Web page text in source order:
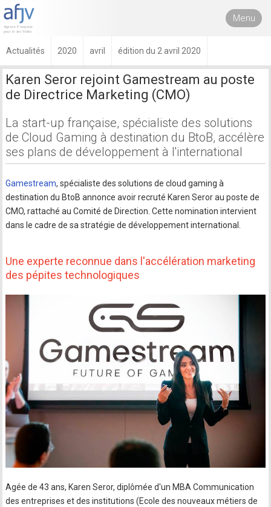
Menu
Actualités 2020 avril édition du 2 avril 2020
Karen Seror rejoint Gamestream au poste
de Directrice Marketing (CMO)
La start-up française, spécialiste des solutions
de Cloud Gaming à destination du BtoB, accélère
ses plans de développement à l'international
Gamestream, spécialiste des solutions de cloud gaming à
destination du BtoB annonce avoir recruté Karen Seror au poste de
CMO, rattaché au Comité de Direction. Cette nomination intervient
dans le cadre de sa stratégie de développement international.
Une experte reconnue dans l'accélération marketing
des pépites technologiques
Agée de 43 ans, Karen Seror, diplômée d'un MBA Communication
des entreprises et des institutions (Ecole des nouveaux métiers de